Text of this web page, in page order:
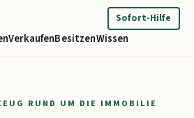
VerkaufenBesitzenWissen
Sofort-Hilfe
RUND UM DIE IMMOBILIE